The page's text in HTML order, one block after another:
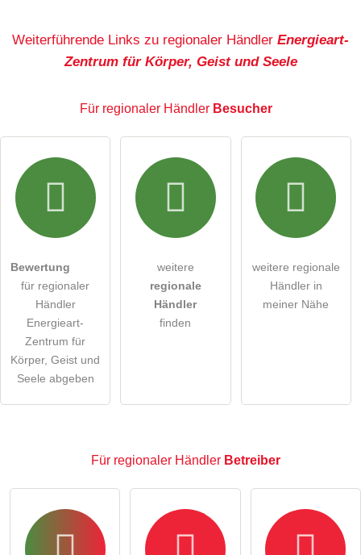
Hiermit akzeptiere ich die .
Die Datenschutzerklärunghabe ich zur Kenntnis genommen.
Hinweis: Bitte beachten Sie, öffentliche Fragen sind
alle Besucher sichtbar
Klicken Sie hier um eine
regionaler Händler-Eintrag zu stellen
Weiterführende Links zu regionaler Händler Energieart-
Zentrum für Körper, Geist und Seele
Für regionaler Händler Besucher
Bewertung
für regionaler
Händler
Energieart-
Zentrum für
Körper, Geist und
Seele abgeben
weitere
regionale
Händler
finden
weitere regionale
Händler in
meiner Nähe
Für regionaler Händler Betreiber